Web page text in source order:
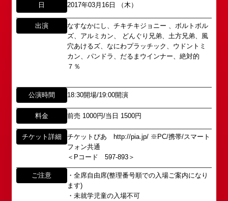
日 2017年03月16日 （木）
出演
なすなかにし、チキチキジョニー 、ボルトボル
ズ、アルミカン、 どんぐり兄弟、土方兄弟、風
穴あけるズ、なにわプラッチック、ウドントミ
カン、パンドラ、だるまウインナー、絶対的
７％
公演時間 18:30開場/19:00開演
料金 前売 1000円/当日 1500円
チケット詳細
チケットぴあ http://pia.jp/ ※PC/携帯/スマート
フォン共通
＜Pコード 597-893＞
ご注意
・全席自由席(整理番号順での入場ご案内になり
ます)
・未就学児童の入場不可
DAIHATSU
心斎橋角座トップ
公演情報
アクセス
「角座」の名称は、「角の芝居」と呼ばれた江戸時
代に遡ります。
「角座」はかつて、浪花座、中座、朝日座、弁天座
「五つ櫓」若しくは「道頓堀五座」と呼ばれ、
ました。
その後、「角座」の名称は、松竹(株)の直営映画館
(大阪市中央区)や
弊社直営の劇場「B1角座」(大阪市中央区)に引き継
がれていましたが、
消滅致しました。
この由緒ある名称を、日本のエンタテインメントの
所属オーディションに関するお問い合わせ
以下のアドレスからお問い合わせ願います。
大阪本社 タレント開発室：
o-
school@shochikugeino.jp
東京支社 タレント開発室： t-
イベント出演依頼のお問い合わせ
以下のページからお問い合わせ願います。
イベント出演依頼メール送信フォーム
https://www.shochikugeino.co.jp/event/form/
タレントへのファンメール
fanmail@shochikugeino.jp